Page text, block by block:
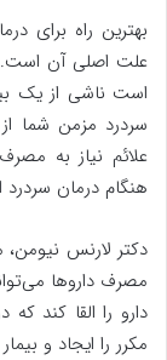
بهترین راه برای
علت اصلی آن است.
است ناشی از یک
سردرد مزمن شما
علائم نیاز به
هنگام درمان
دکتر لارنس
مصرف داروها
دارو را القا کند
مکرر را ایجاد و